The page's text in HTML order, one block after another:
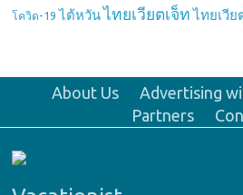
โควิด-19 ไต้หวัน ไทยเวียตเจ็ท ไทยเวีย
About Us Advertising
Partners